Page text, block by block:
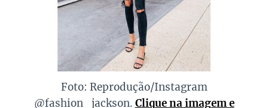
Foto: Reprodução/Instagram
@fashion_jackson. Clique na imagem e